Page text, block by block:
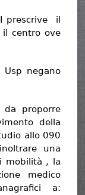
prescrive il
centro ove
Usp negano
da proporre
della
allo 090
una
mobilità , la
medico
a: